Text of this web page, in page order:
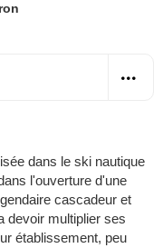
dans le ski nautique
l'ouverture d'une
cascadeur et
devoir multiplier ses
établissement, peu